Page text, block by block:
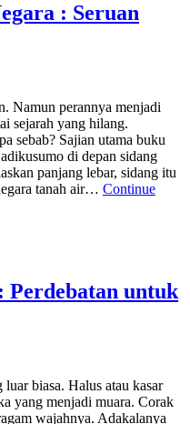
: Seruan
Namun perannya menjadi
sejarah yang hilang.
sebab? Sajian utama buku
di depan sidang
panjang lebar, sidang itu
tanah air… Continue
Perdebatan untuk
biasa. Halus atau kasar
yang menjadi muara. Corak
wajahnya. Adakalanya